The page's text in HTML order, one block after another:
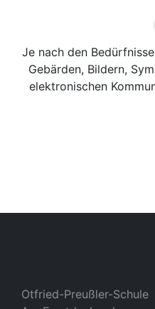
Je nach den
Gebärden, Bildern,
elektronischen
Otfried-Preußler-Schule